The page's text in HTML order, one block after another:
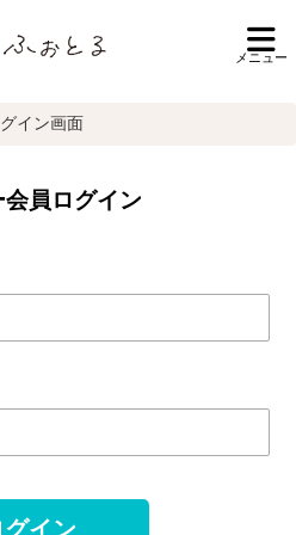
メニュー
イン画面
員ログイン